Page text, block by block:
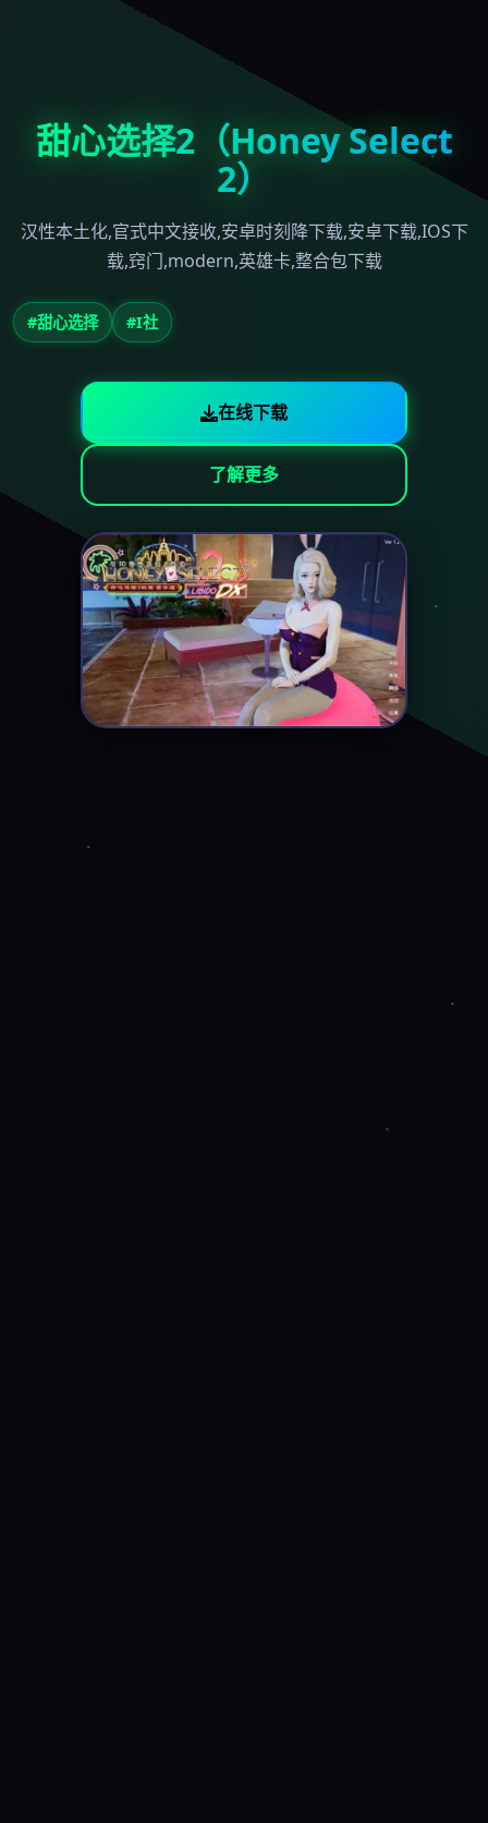
甜心选择2（Honey Select
2）
汉性本土化,官式中文接收,安卓时刻降下载,安卓下载,IOS下
载,窍门,modern,英雄卡,整合包下载
#甜心选择 #I社
在线下载
了解更多